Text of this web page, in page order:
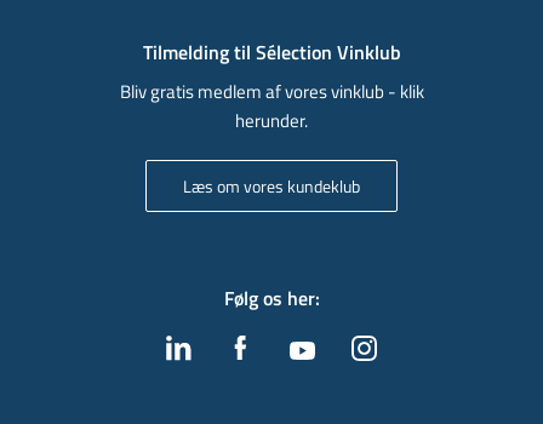
Tilmelding til Sélection Vinklub
Bliv gratis medlem af vores vinklub - klik
herunder.
Læs om vores kundeklub
Følg os her: